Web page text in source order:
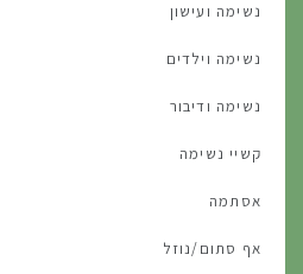
נשימה ועישון
נשימה וילדים
נשימה ודיבור
קשיי נשימה
אסתמה
אף סתום/נוזל